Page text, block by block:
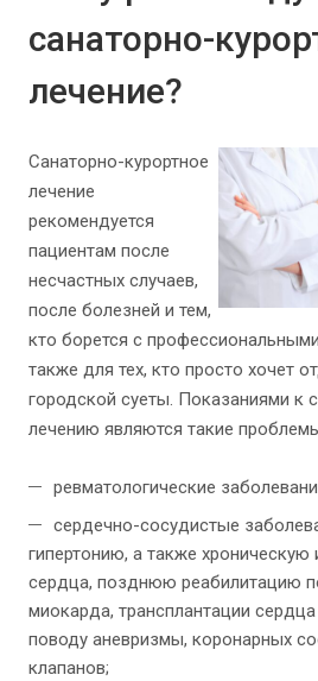
санаторно-
лечение?
Санаторно-курортное
лечение
рекомендуется
пациентам после
несчастных случаев,
после болезней и тем,
кто борется с
также для тех, кто просто хочет
городской суеты. Показаниями к
лечению являются такие
ревматологические
сердечно-сосудистые
гипертонию, а также
сердца, позднюю реабилитацию
миокарда, трансплантации
поводу аневризмы, коронарных
клапанов;